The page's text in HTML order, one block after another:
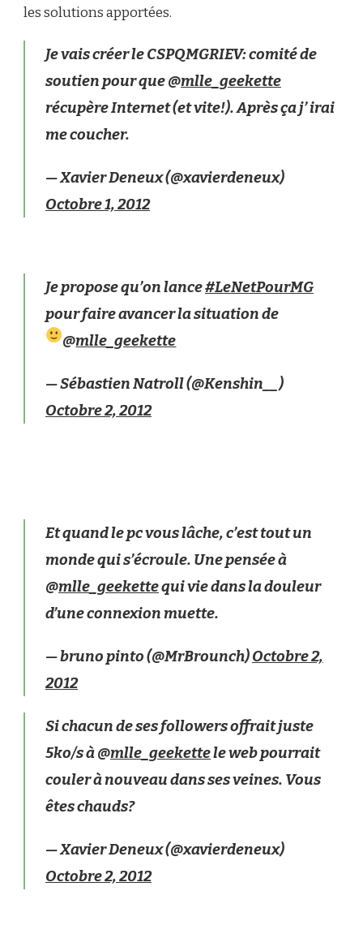
les solutions apportées.
Je vais créer le CSPQMGRIEV: comité de
soutien pour que @mlle_geekette
récupère Internet (et vite!). Après ça j’ irai
me coucher.
— Xavier Deneux (@xavierdeneux)
Octobre 1, 2012
Je propose qu’on lance#LeNetPourMG
pour faire avancer la situation de
@mlle_geekette
— Sébastien Natroll (@Kenshin__)
Octobre 2, 2012
Et quand le pc vous lâche, c’est tout un
monde qui s’écroule. Une pensée à
@mlle_geekettequi vie dans la douleur
d’une connexion muette.
— bruno pinto (@MrBrounch)Octobre 2,
2012
Si chacun de ses followers offrait juste
5ko/s à @mlle_geekettele web pourrait
couler à nouveau dans ses veines. Vous
êtes chauds?
— Xavier Deneux (@xavierdeneux)
Octobre 2, 2012